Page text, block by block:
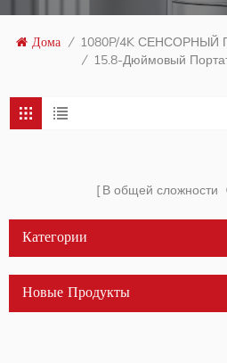
Дома /
1080P/4K
/
15.8-Дюймовый
В общей сложности
Категории
Новые Продукты